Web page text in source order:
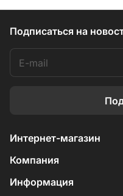
Подписаться на
Интернет-магазин
Компания
Информация